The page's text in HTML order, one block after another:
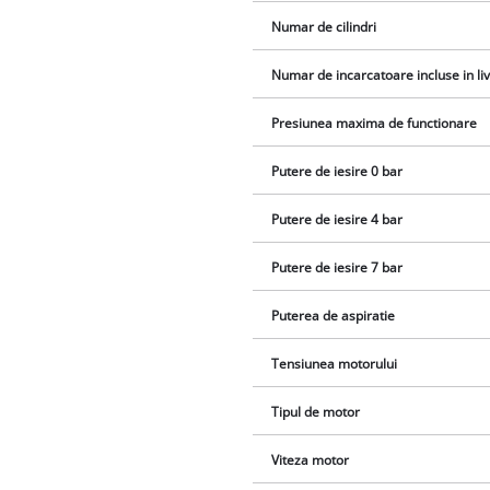
Numar de cilindri
Numar de incarcatoare incluse in
Presiunea maxima de functionare
Putere de iesire 0 bar
Putere de iesire 4 bar
Putere de iesire 7 bar
Puterea de aspiratie
Tensiunea motorului
Tipul de motor
Viteza motor